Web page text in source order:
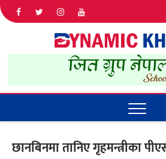
छानबिनमा तानिए गृहमन्त्रीका